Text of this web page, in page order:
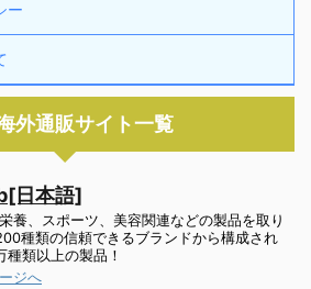
ー
外通販サイト一覧
日本語]
養、スポーツ、美容関連などの製品を取り
種類の信頼できるブランドから構成され
種類以上の製品！
ジへ